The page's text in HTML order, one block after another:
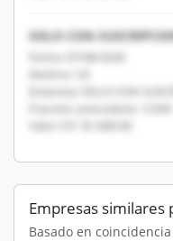
SOLO CON
Fecha: 07/08/2026
Destino: US
Empresa: SOLO CON
Fracción arancelaria: 12345
Valor CIF: $1,000.00
Empresas similares
Basado en